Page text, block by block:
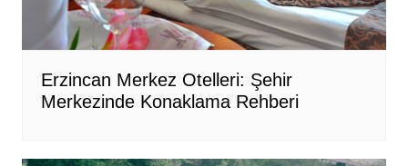
Erzincan Merkez Otelleri: Şehir
Merkezinde Konaklama Rehberi